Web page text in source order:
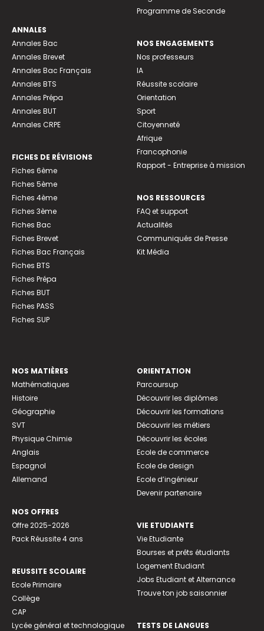
ANNALES
Annales Bac
Annales Brevet
Annales Bac Français
Annales BTS
Annales Prépa
Annales BUT
Annales CRPE
FICHES DE RÉVISIONS
Fiches 6ème
Fiches 5ème
Fiches 4ème
Fiches 3ème
Fiches Bac
Fiches Brevet
Fiches Bac Français
Fiches BTS
Fiches Prépa
Fiches BUT
Fiches PASS
Fiches SUP
Programme de Seconde
NOS ENGAGEMENTS
Nos professeurs
IA
Réussite scolaire
Orientation
Sport
Citoyenneté
Afrique
Francophonie
Rapport - Entreprise à mission
NOS RESSOURCES
FAQ et support
Actualités
Communiqués de Presse
Kit Média
NOS MATIÈRES
Mathématiques
Histoire
Géographie
SVT
Physique Chimie
Anglais
Espagnol
Allemand
NOS OFFRES
Offre 2025-2026
Pack Réussite 4 ans
REUSSITE SCOLAIRE
Ecole Primaire
Collège
CAP
Lycée général et technologique
ORIENTATION
Parcoursup
Découvrir les diplômes
Découvrir les formations
Découvrir les métiers
Découvrir les écoles
Ecole de commerce
Ecole de design
Ecole d’ingénieur
Devenir partenaire
VIE ETUDIANTE
Vie Etudiante
Bourses et prêts étudiants
Logement Etudiant
Jobs Etudiant et Alternance
Trouve ton job saisonnier
TESTS DE LANGUES